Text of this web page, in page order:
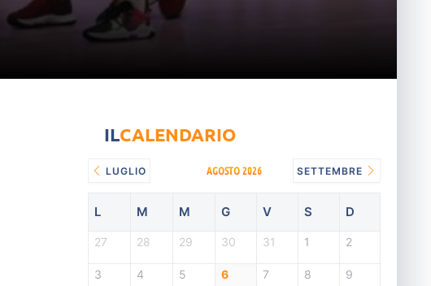
ILCALENDARIO
LUGLIO AGOSTO 2026 SETTEMBRE
L M M G V S D
27 28 29 30 31 1 2
3 4 5 6 7 8 9